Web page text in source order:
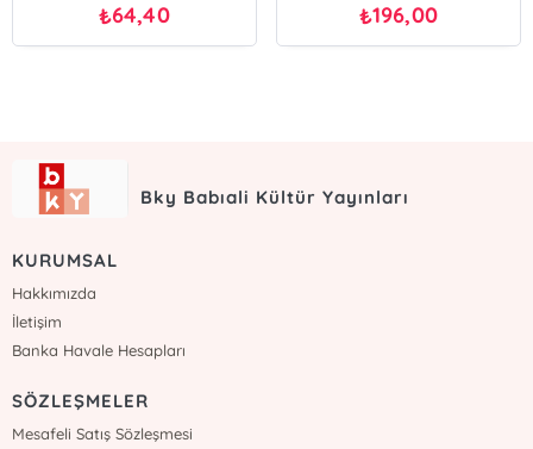
₺64,40 ₺196,00
Bky Babıali Kültür Yayınları
KURUMSAL
Hakkımızda
İletişim
Banka Havale Hesapları
SÖZLEŞMELER
Mesafeli Satış Sözleşmesi